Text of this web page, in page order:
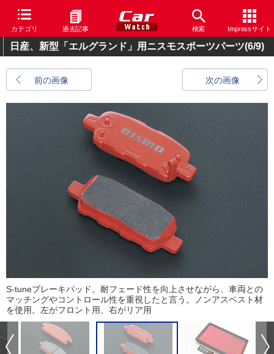
カテゴリ 過去記事 検索 Impressサイト
日産、新型「エルグランド」用ニスモスポーツパーツ(6/9)
前の画像 次の画像
S-tuneブレーキパッド。耐フェード性を向上させながら、車両との
マッチングやコントロール性を重視したと言う。ノンアスベスト材
を使用。左がフロント用、右がリア用